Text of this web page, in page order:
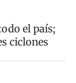
el país;
ciclones